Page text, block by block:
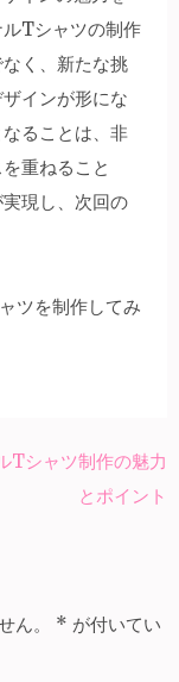
Tシャツの制作
く、新たな挑
インが形にな
ることは、非
重ねること
現し、次回の
ツを制作してみ
Tシャツ制作の魅力
とポイント
ん。 * が付いてい